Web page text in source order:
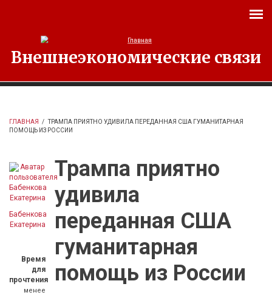
Внешнеэкономические связи
ГЛАВНАЯ / ТРАМПА ПРИЯТНО УДИВИЛА ПЕРЕДАННАЯ США ГУМАНИТАРНАЯ
ПОМОЩЬ ИЗ РОССИИ
Бабенкова
Екатерина
Время
для
прочтения
менее
Трампа приятно
удивила
переданная США
гуманитарная
помощь из России